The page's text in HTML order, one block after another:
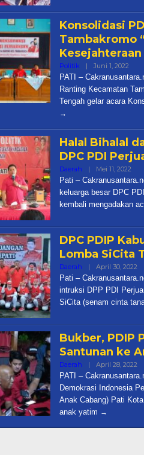
Konsolidasi
Tambakromo
Kesejahteraan
Politik | Juni 1, 2022
Cakra
PATI –
Ranting Kecamatan
Tengah gelar acara
Halal Bihalal
DPC PDI
Daerah | Mei 11, 2022
Pati –
keluarga besar DPC
kembali mengadakan
DPC PDIP
Lomba SiCita
Daerah | April 30, 2022
Pati –
intruksi DPP PDI
SiCita (senam cinta
Bukber, PDIP
Santunan ke
Daerah | April 28, 2022
PATI –
Demokrasi Indonesia
Anak Cabang) Pati
anak yatim